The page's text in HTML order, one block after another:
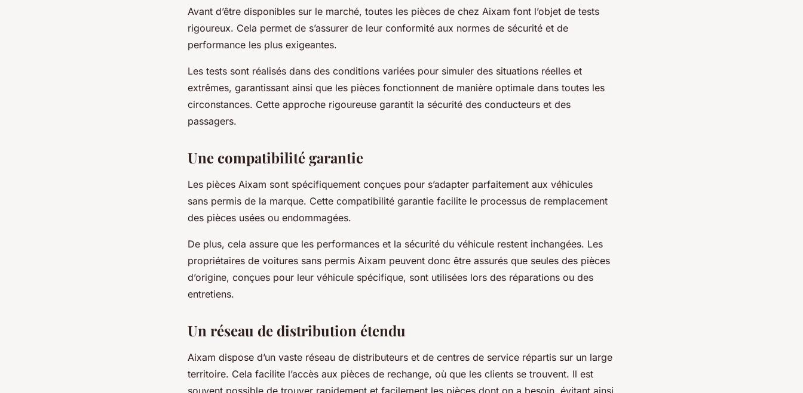
Avant d’être disponibles sur le marché, toutes les pièces de chez Aixam font l’objet de tests
rigoureux. Cela permet de s’assurer de leur conformité aux normes de sécurité et de
performance les plus exigeantes.
Les tests sont réalisés dans des conditions variées pour simuler des situations réelles et
extrêmes, garantissant ainsi que les pièces fonctionnent de manière optimale dans toutes les
circonstances. Cette approche rigoureuse garantit la sécurité des conducteurs et des
passagers.
Une compatibilité garantie
Les pièces Aixam sont spécifiquement conçues pour s’adapter parfaitement aux véhicules
sans permis de la marque. Cette compatibilité garantie facilite le processus de remplacement
des pièces usées ou endommagées.
De plus, cela assure que les performances et la sécurité du véhicule restent inchangées. Les
propriétaires de voitures sans permis Aixam peuvent donc être assurés que seules des pièces
d’origine, conçues pour leur véhicule spécifique, sont utilisées lors des réparations ou des
entretiens.
Un réseau de distribution étendu
Aixam dispose d’un vaste réseau de distributeurs et de centres de service répartis sur un large
territoire. Cela facilite l’accès aux pièces de rechange, où que les clients se trouvent. Il est
souvent possible de trouver rapidement et facilement les pièces dont on a besoin, évitant ainsi